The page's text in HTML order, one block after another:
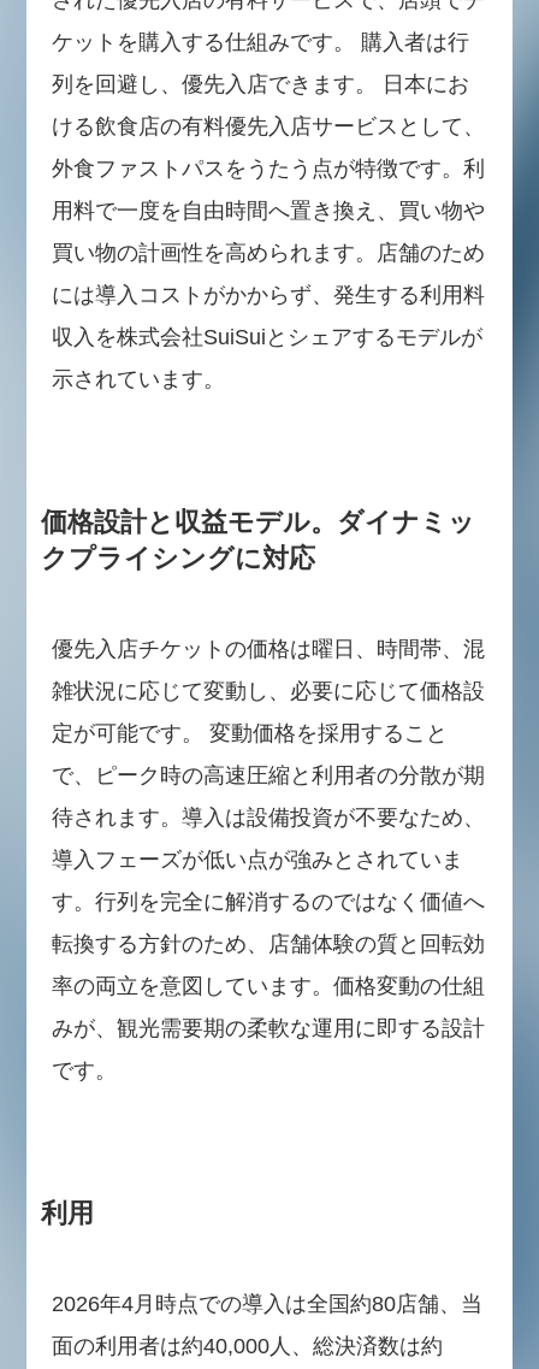
ケットを購入する仕組みです。 購入者は行
列を回避し、優先入店できます。 日本にお
ける飲食店の有料優先入店サービスとして、
外食ファストパスをうたう点が特徴です。利
用料で一度を自由時間へ置き換え、買い物や
買い物の計画性を高められます。店舗のため
には導入コストがかからず、発生する利用料
収入を株式会社SuiSuiとシェアするモデルが
示されています。
価格設計と収益モデル。ダイナミッ
クプライシングに対応
優先入店チケットの価格は曜日、時間帯、混
雑状況に応じて変動し、必要に応じて価格設
定が可能です。 変動価格を採用すること
で、ピーク時の高速圧縮と利用者の分散が期
待されます。導入は設備投資が不要なため、
導入フェーズが低い点が強みとされていま
す。行列を完全に解消するのではなく価値へ
転換する方針のため、店舗体験の質と回転効
率の両立を意図しています。価格変動の仕組
みが、観光需要期の柔軟な運用に即する設計
です。
利用
2026年4月時点での導入は全国約80店舗、当
面の利用者は約40,000人、総決済数は約